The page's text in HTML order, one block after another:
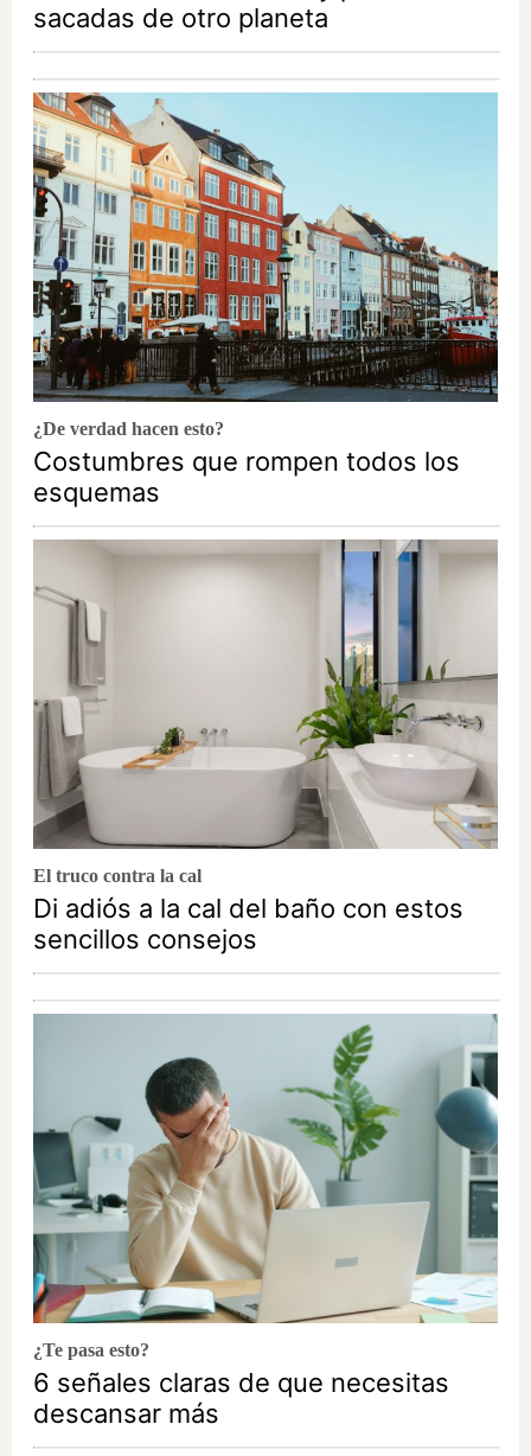
sacadas de otro planeta
¿De verdad hacen esto?
Costumbres que rompen todos los
esquemas
El truco contra la cal
Di adiós a la cal del baño con estos
sencillos consejos
¿Te pasa esto?
6 señales claras de que necesitas
descansar más